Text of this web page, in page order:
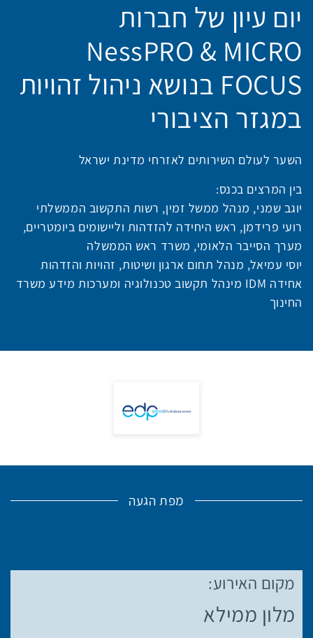
יום עיון של חברות
NessPRO & MICRO
FOCUS בנושא ניהול זהויות
במגזר הציבורי
השער לעולם השירותים לאזרחי מדינת ישראל
בין המרצים בכנס:
יוגב שמני, מנהל ממשל זמין, רשות התקשוב הממשלתי
רועי פרידמן, ראש היחידה להזדהות וליישומים ביומטריים,
מערך הסייבר הלאומי, משרד ראש הממשלה
יוסי עמיאל, מנהל תחום ארגון ושיטות, זהויות והזדהות
אחידה IDM מינהל תקשוב טכנולוגיה ומערכות מידע משרד
החינוך
מפת הגעה
מקום האירוע:
מלון ממילא